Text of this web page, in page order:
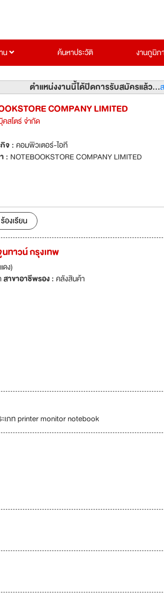
น ค้นหาประวัติ งานภูมิ
ตำแหน่งงานนี้ได้ปิดการรับสมัครแล้ว...
COMPANY LIMITED
สโตร์ จำกัด
จ :คอมพิวเตอร์-ไอที
: NOTEBOOKSTORE COMPANY LIMITED
ร้องเรียน
ทาวน์ กรุงเทพ
ดง)
สาขาอาชีพรอง :คลังสินค้า
เภท printer monitor notebook